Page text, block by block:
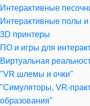
Интерактивные
Интерактивные полы и
3D принтеры
ПО и игры для
Виртуальная
"VR шлемы и очки"
"Симуляторы, VR-
образования"